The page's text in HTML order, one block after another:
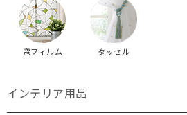
窓フィルム タッセル
インテリア用品